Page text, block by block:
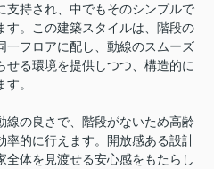
支持され、中でもそのシンプルで
す。この建築スタイルは、階段の
一フロアに配し、動線のスムーズ
せる環境を提供しつつ、構造的に
。
線の良さで、階段がないため高齢
率的に行えます。開放感ある設計
全体を見渡せる安心感をもたらし